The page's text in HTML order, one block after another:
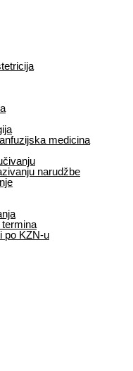
medicina
narudžbe
po KZN-u